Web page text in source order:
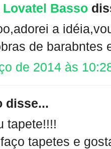
Lovatel Basso
a
de barabntes
de 2014 às
disse...
tapete!!!!
tapetes e